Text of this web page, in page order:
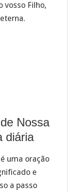
vosso Filho,
Nossa
diária
uma oração
e
a passo